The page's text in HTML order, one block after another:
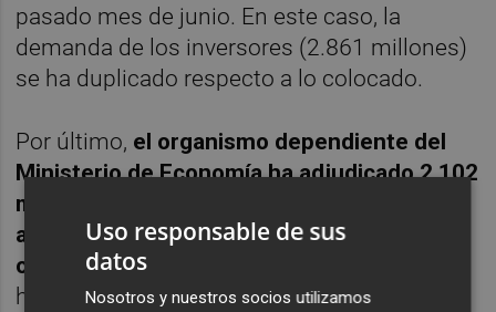
pasado mes de junio. En este caso, la
demanda de los inversores (2.861 millones)
se ha duplicado respecto a lo colocado.
Por último, el organismo dependiente del
Ministerio de Economía ha adjudicado 2.102
millones de euros en obligaciones a 30
años, con cupón del 1% y vencimiento en
octubre de 2050
ha sido del 1,217%, inferior al 1,686% de la
Uso responsable de sus
datos
Nosotros y nuestros socios utilizamos